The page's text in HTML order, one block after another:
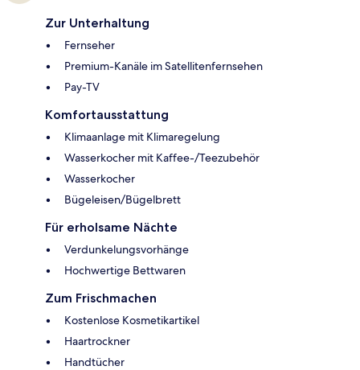
Zur Unterhaltung
Fernseher
Premium-Kanäle im Satellitenfernsehen
Pay-TV
Komfortausstattung
Klimaanlage mit Klimaregelung
Wasserkocher mit Kaffee-/Teezubehör
Wasserkocher
Bügeleisen/Bügelbrett
Für erholsame Nächte
Verdunkelungsvorhänge
Hochwertige Bettwaren
Zum Frischmachen
Kostenlose Kosmetikartikel
Haartrockner
Handtücher